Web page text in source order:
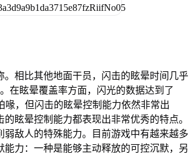
相比其他地面干员，闪击的眩晕时间几乎
在眩晕覆盖率方面，闪光的数据达到了
喙，但闪击的眩晕控制能力依然非常出
眩晕控制能力都表现出非常优秀的特点。
敌人的特殊能力。目前游戏中有越来越多
力：一种是能够主动释放的可控沉默，另